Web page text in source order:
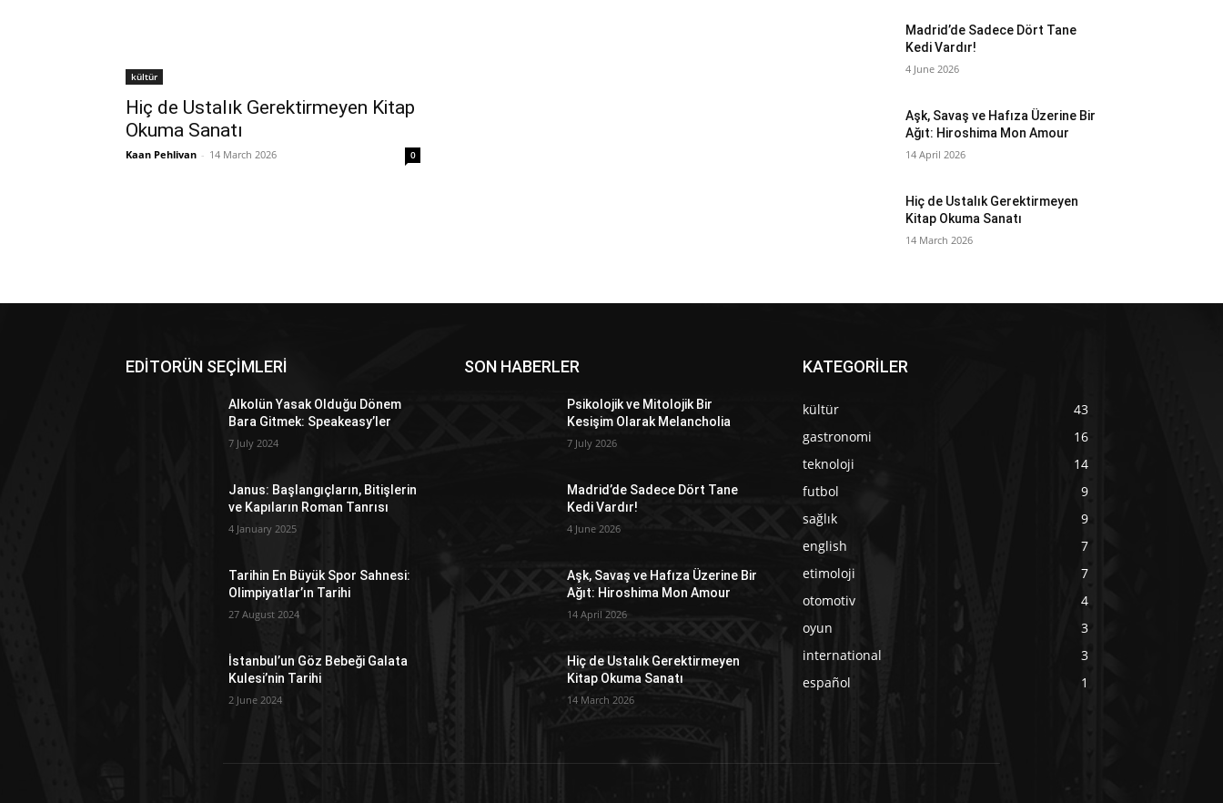
kültür
Hiç de Ustalık Gerektirmeyen Kitap
Okuma Sanatı
Kaan Pehlivan - 14 March 2026 0
Madrid’de Sadece Dört Tane
Kedi Vardır!
4 June 2026
Aşk, Savaş ve Hafıza Üzerine Bir
Ağıt: Hiroshima Mon Amour
14 April 2026
Hiç de Ustalık Gerektirmeyen
Kitap Okuma Sanatı
14 March 2026
EDİTORÜN SEÇİMLERİ
Alkolün Yasak Olduğu Dönem
Bara Gitmek: Speakeasy’ler
7 July 2024
Janus: Başlangıçların, Bitişlerin
ve Kapıların Roman Tanrısı
4 January 2025
Tarihin En Büyük Spor Sahnesi:
Olimpiyatlar’ın Tarihi
27 August 2024
İstanbul’un Göz Bebeği Galata
Kulesi’nin Tarihi
2 June 2024
SON HABERLER
Psikolojik ve Mitolojik Bir
Kesişim Olarak Melancholia
7 July 2026
Madrid’de Sadece Dört Tane
Kedi Vardır!
4 June 2026
Aşk, Savaş ve Hafıza Üzerine Bir
Ağıt: Hiroshima Mon Amour
14 April 2026
Hiç de Ustalık Gerektirmeyen
Kitap Okuma Sanatı
14 March 2026
KATEGORİLER
kültür
43
gastronomi
16
teknoloji
14
futbol
9
sağlık
9
english
7
etimoloji
7
otomotiv
4
oyun
3
international
3
español
1